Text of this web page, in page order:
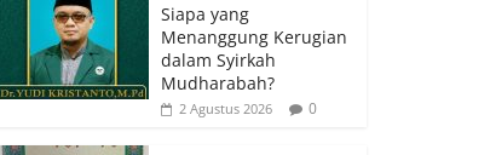
Siapa yang
Menanggung Kerugian
dalam Syirkah
Mudharabah?
2 Agustus 2026 0